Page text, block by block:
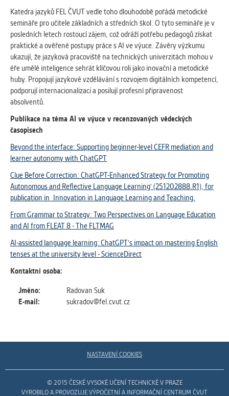
Katedra jazyků FEL ČVUT vedle toho dlouhodobě pořádá metodické
semináře pro učitele základních a středních škol. O tyto semináře je v
posledních letech rostoucí zájem, což odráží potřebu pedagogů získat
praktické a ověřené postupy práce s AI ve výuce. Závěry výzkumu
ukazují, že jazyková pracoviště na technických univerzitách mohou v
éře umělé inteligence sehrát klíčovou roli jako inovační a metodické
huby. Propojují jazykové vzdělávání s rozvojem digitálních kompetencí,
podporují internacionalizaci a posilují profesní připravenost
absolventů.
Publikace na téma AI ve výuce v recenzovaných vědeckých
časopisech
Beyond the interface: Supporting beginner-level CEFR mediation and
learner autonomy with ChatGPT
Clue Before Correction: ChatGPT-Enhanced Strategy for Promoting
Autonomous and Reflective Language Learning' (251202888.R1), for
publication in Innovation in Language Learning and Teaching.
From Grammar to Strategy: Two Perspectives on Language Education
and AI from FLEAT 8 - The FLTMAG
AI-assisted language learning: ChatGPT's impact on mastering English
tenses at the university level - ScienceDirect
Kontaktní osoba:
Jméno:
Radovan Suk
E-mail:
sukradov@fel.cvut.cz
NASTAVENÍ COOKIES
© 2015 ČESKÉ VYSOKÉ UČENÍ TECHNICKÉ V PRAZE
VYROBILO A PROVOZUJE VÝPOČETNÍ A INFORMAČNÍ CENTRUM ČVUT